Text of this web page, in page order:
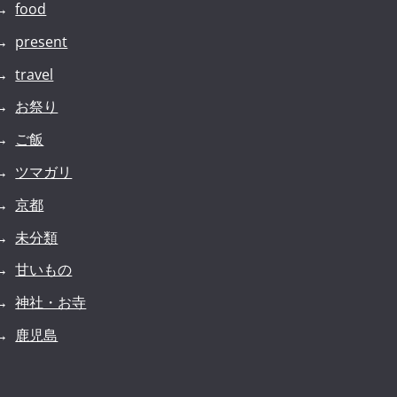
food
present
travel
お祭り
ご飯
ツマガリ
京都
未分類
甘いもの
神社・お寺
鹿児島